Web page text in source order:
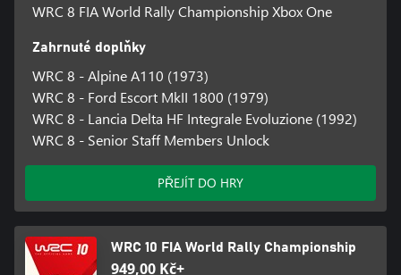
WRC 8 FIA World Rally Championship Xbox One
Zahrnuté doplňky
WRC 8 - Alpine A110 (1973)
WRC 8 - Ford Escort MkII 1800 (1979)
WRC 8 - Lancia Delta HF Integrale Evoluzione (1992)
WRC 8 - Senior Staff Members Unlock
PŘEJÍT DO HRY
WRC 10 FIA World Rally Championship
949,00 Kč+